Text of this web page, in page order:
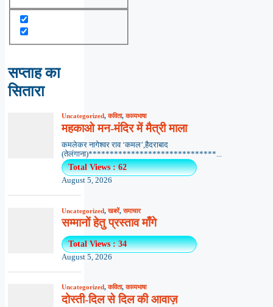
सप्ताह का
सितारा
Uncategorized,कविता,काव्यभाषा
महकाओ मन-मंदिर में मैत्री माला
कमलेकर नागेश्वर राव ‘कमल’,हैदराबाद
(तेलंगाना)******************************...
Total Views : 62
August 5, 2026
Uncategorized,खबरें,समाचार
सम्मानों हेतु प्रस्ताव माँगे
Total Views : 34
August 5, 2026
Uncategorized,कविता,काव्यभाषा
दोस्ती-दिल से दिल की आवाज़